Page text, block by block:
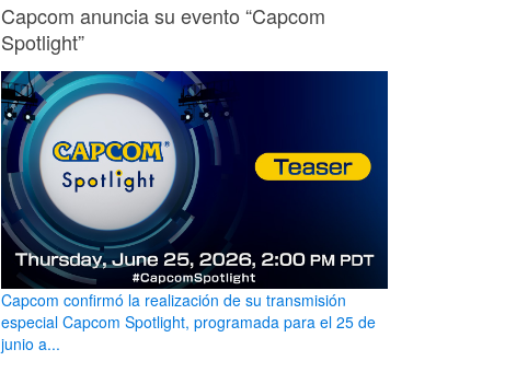
Capcom anuncia su evento “Capcom
Spotlight”
Capcom confirmó la realización de su transmisión
especial Capcom Spotlight, programada para el 25 de
junio a...